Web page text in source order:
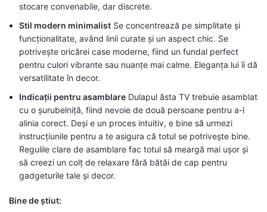
stocare convenabile, dar discrete.
Stil modern minimalist Se concentrează pe simplitate și
funcționalitate, având linii curate și un aspect chic. Se
potrivește oricărei case moderne, fiind un fundal perfect
pentru culori vibrante sau nuanțe mai calme. Eleganța lui îi dă
versatilitate în decor.
Indicații pentru asamblare Dulapul ăsta TV trebuie asamblat
cu o șurubelniță, fiind nevoie de două persoane pentru a-l
alinia corect. Deși e un proces intuitiv, e bine să urmezi
instrucțiunile pentru a te asigura că totul se potrivește bine.
Regulile clare de asamblare fac totul să meargă mai ușor și
să creezi un colț de relaxare fără bătăi de cap pentru
gadgeturile tale și decor.
Bine de știut: